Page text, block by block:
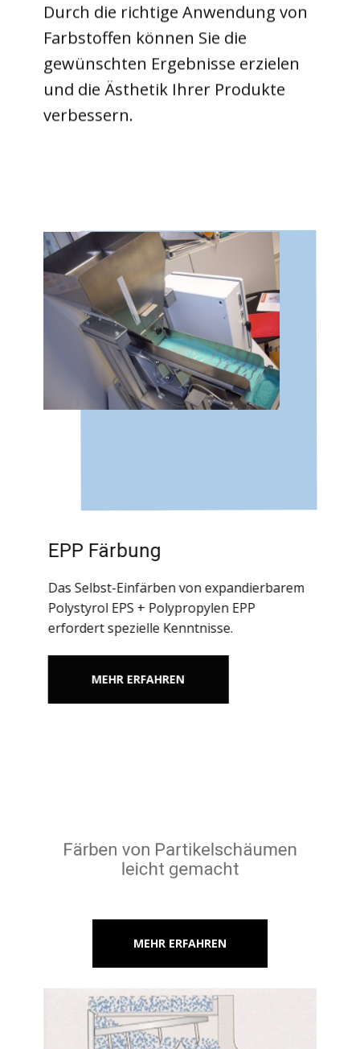
Durch die richtige Anwendung von
Farbstoffen können Sie die
gewünschten Ergebnisse erzielen
und die Ästhetik Ihrer Produkte
verbessern.
EPP Färbung
Das Selbst-Einfärben von expandierbarem
Polystyrol EPS + Polypropylen EPP
erfordert spezielle Kenntnisse.
MEHR ERFAHREN
Färben von Partikelschäumen
leicht gemacht
MEHR ERFAHREN